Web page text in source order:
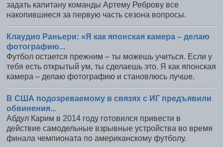
задать капитану команды Артему Реброву все
накопившиеся за первую часть сезона вопросы.
Клаудио Раньери: «Я как японская камера – делаю
фотографию...
Футбол остается прежним – ты можешь учиться. Если у
тебя есть открытый ум, ты сделаешь это. Я как японская
камера – делаю фотографию и становлюсь лучше.
В США подозреваемому в связях с ИГ предъявили
обвинения...
Абдул Карим в 2014 году готовился привести в
действие самодельные взрывные устройства во время
финала чемпионата по американскому футболу.